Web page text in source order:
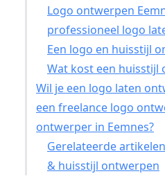
Logo ontwerpen
professioneel logo
Een logo en huisstijl
Wat kost een huisstijl
Wil je een logo laten
een freelance logo
ontwerper in Eemnes?
Gerelateerde
& huisstijl ontwerpen